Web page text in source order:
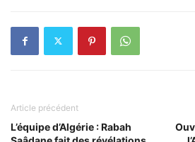
Article précédent
L’équipe d’Algérie : Rabah